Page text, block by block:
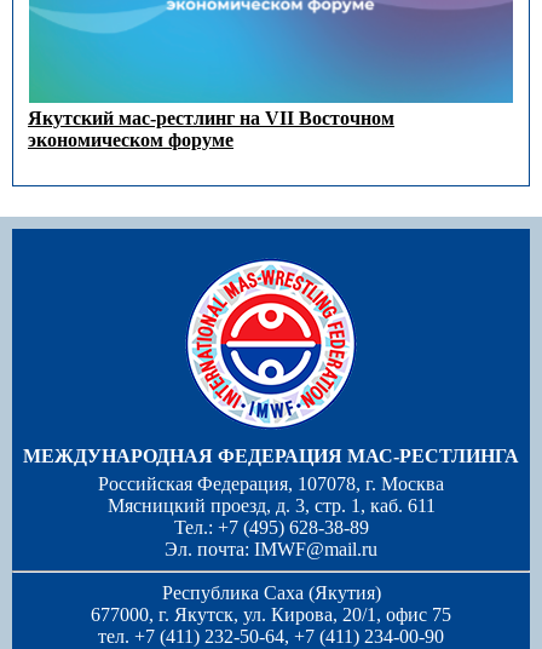
Якутский мас-рестлинг на VII Восточном
экономическом форуме
МЕЖДУНАРОДНАЯ ФЕДЕРАЦИЯ МАС-РЕСТЛИНГА
Российская Федерация, 107078, г. Москва
Мясницкий проезд, д. 3, стр. 1, каб. 611
Тел.: +7 (495) 628-38-89
Эл. почта: IMWF@mail.ru
Республика Саха (Якутия)
677000, г. Якутск, ул. Кирова, 20/1, офис 75
тел. +7 (411) 232-50-64, +7 (411) 234-00-90